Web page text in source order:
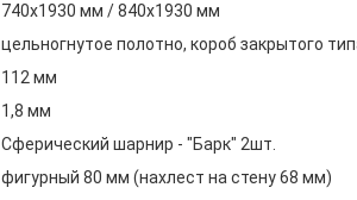
740х1930 мм / 840х1930 мм
цельногнутое полотно, короб закрытого
112 мм
1,8 мм
Сферический шарнир - "Барк" 2шт.
фигурный 80 мм (нахлест на стену 68 мм)